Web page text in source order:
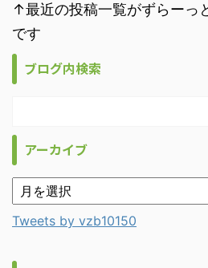
↑最近の投稿一覧がずらーっ
です
ブログ内検索
アーカイブ
Tweets by vzb10150